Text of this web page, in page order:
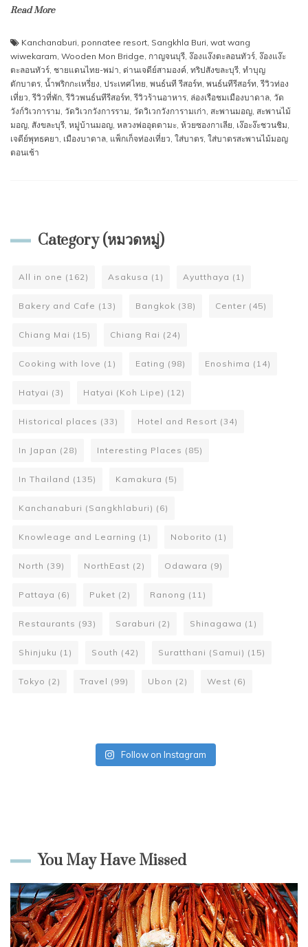
Read More
Kanchanaburi, ponnatee resort, Sangkhla Buri, wat wang
wiwekaram, Wooden Mon Bridge, กาญจนบุรี, ง๊องแง๊งตะลอนทัวร์, ง๊องแง๊ะ
ตะลอนทัวร์, ชายแดนไทย-พม่า, ด่านเจดีย์สามองค์, ทริปสังขละบุรี, ทำบุญ
ตักบาตร, น้ำพริกกะเหรี่ยง, ประเทศไทย, พนธ์นที รีสอร์ท, พนธ์นทีรีสอร์ท,รีวิวท่อง
เที่ยว,รีวิวที่พัก,รีวิวพนธ์นทีรีสอร์ท,รีวิวร้านอาหาร, ล่องเรือชมเมืองบาดาล, วัด
วังก์วิเวการาม, วัดวิเวกวังการราม, วัดวิเวกวังการามเก่า, สะพานมอญ, สะพานไม้
มอญ, สังขละบุรี, หมู่บ้านมอญ, หลวงพ่ออุตตามะ, ห้วยซองกาเลีย, เง๊อะง๊ะชวนชิม,
เจดีย์พุทธคยา, เมืองบาดาล, แพ็กเก็จท่องเที่ยว, ใส่บาตร, ใส่บาตรสะพานไม้มอญ
ตอนเช้า
Category (หมวดหมู่)
All in one (162) Asakusa (1) Ayutthaya (1)
Bakery and Cafe (13) Bangkok (38) Center (45)
Chiang Mai (15) Chiang Rai (24)
Cooking with love (1) Eating (98) Enoshima (14)
Hatyai (3) Hatyai (Koh Lipe) (12)
Historical places (33) Hotel and Resort (34)
In Japan (28) Interesting Places (85)
In Thailand (135) Kamakura (5)
Kanchanaburi (Sangkhlaburi) (6)
Knowleage and Learning (1) Noborito (1)
North (39) NorthEast (2) Odawara (9)
Pattaya (6) Puket (2) Ranong (11)
Restaurants (93) Saraburi (2) Shinagawa (1)
Shinjuku (1) South (42) Suratthani (Samui) (15)
Tokyo (2) Travel (99) Ubon (2) West (6)
Follow on Instagram
You May Have Missed